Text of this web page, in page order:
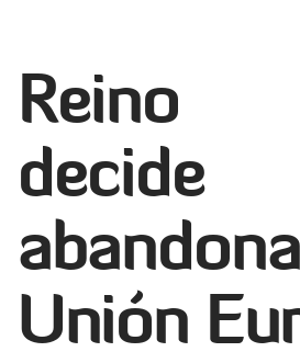
Reino
decide
Unión